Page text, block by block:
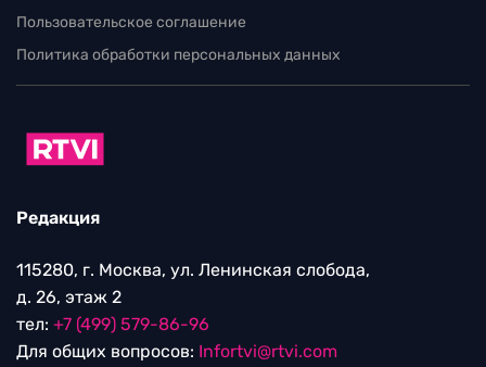
Пользовательское соглашение
Политика обработки персональных данных
Редакция
115280, г. Москва, ул. Ленинская слобода,
д. 26, этаж 2
тел: +7 (499) 579-86-96
Для общих вопросов: Infortvi@rtvi.com